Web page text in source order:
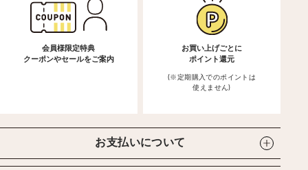
会員様限定特典
クーポンやセールをご案内
お買い上げごとに
ポイント還元
(※定期購入でのポイントは
使えません)
お支払いについて